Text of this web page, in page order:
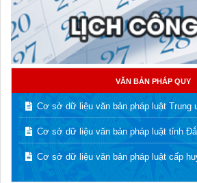
VĂN BẢN PHÁP QUY
Cơ sở dữ liệu văn bản pháp luật Trung
Cơ sở dữ liệu văn bản pháp luật tỉnh
Cơ sở dữ liệu văn bản pháp luật cấp